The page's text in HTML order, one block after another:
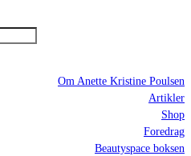
Om Anette Kristine Poulsen
Artikler
Shop
Foredrag
Beautyspace boksen